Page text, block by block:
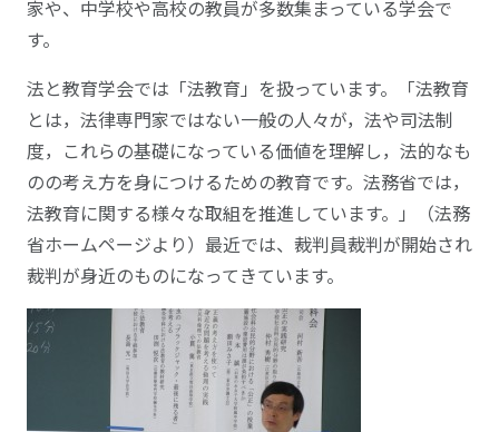
家や、中学校や高校の教員が多数集まっている学会で
す。
法と教育学会では「法教育」を扱っています。「法教育
とは，法律専門家ではない一般の人々が，法や司法制
度，これらの基礎になっている価値を理解し，法的なも
のの考え方を身につけるための教育です。法務省では，
法教育に関する様々な取組を推進しています。」（法務
省ホームページより）最近では、裁判員裁判が開始され
裁判が身近のものになってきています。